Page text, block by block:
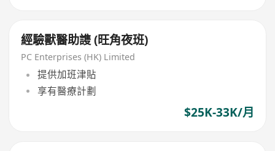
經驗獸醫助謢 (旺角夜班)
PC Enterprises (HK) Limited
提供加班津貼
享有醫療計劃
$25K-33K/月